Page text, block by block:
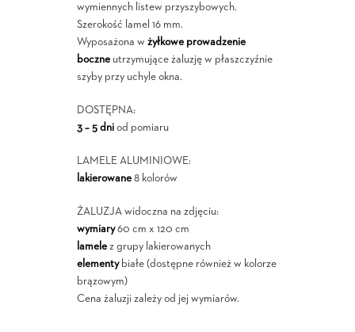
wymiennych listew przyszybowych.
Szerokość lamel 16 mm.
Wyposażona w żyłkowe prowadzenie
boczneutrzymujące żaluzję w płaszczyźnie
szyby przy uchyle okna.
DOSTĘPNA:
3 – 5 dniod pomiaru
LAMELE ALUMINIOWE:
lakierowane8 kolorów
ŻALUZJA widoczna na zdjęciu:
wymiary60 cm x 120 cm
lamelez grupy lakierowanych
elementybiałe (dostępne również w kolorze
brązowym)
Cena żaluzji zależy od jej wymiarów.